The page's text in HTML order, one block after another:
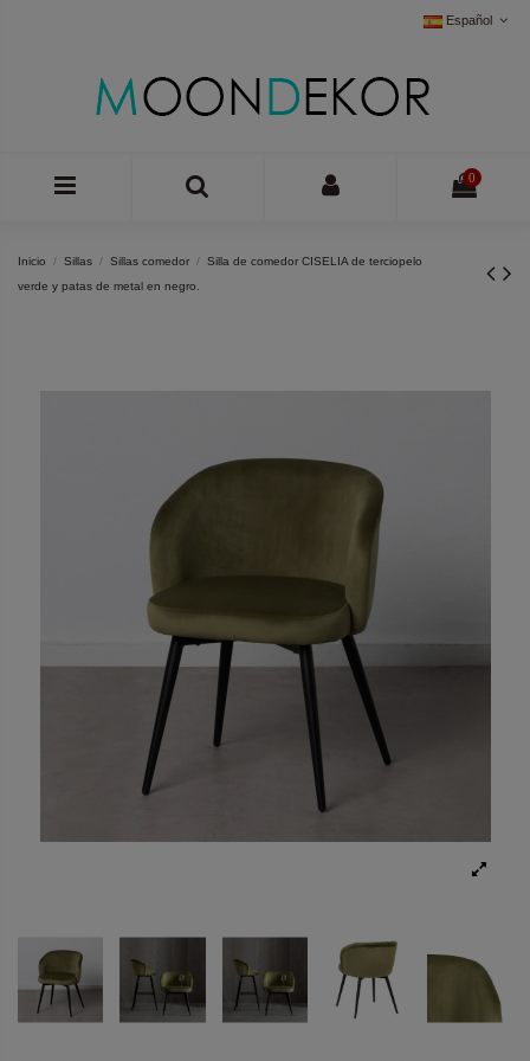
Español
0
Inicio Sillas Sillas comedor
Silla de comedor CISELIA de terciopelo
verde y patas de metal en negro.